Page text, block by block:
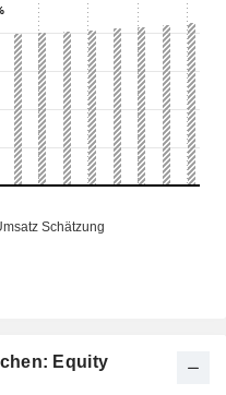
Equity